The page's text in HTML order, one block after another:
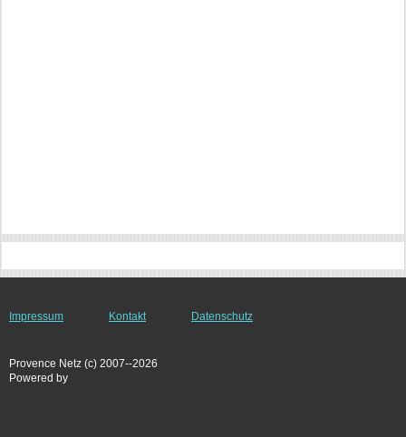
Impressum Kontakt Datenschutz
Provence Netz (c) 2007--2026
Powered by